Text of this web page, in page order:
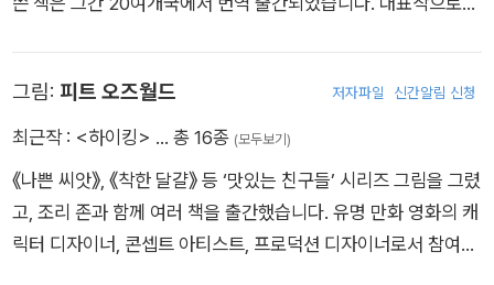
건주에 살고 있습니다.
그림: 피트 오즈월드 저자파일 신간알림 신청
최근작 : <하이킹> … 총 16종 (모두보기)
《나쁜 씨앗》, 《착한 달걀》 등 ‘맛있는 친구들’ 시리즈 그림을 그렸
고, 조리 존과 함께 여러 책을 출간했습니다. 유명 만화 영화의 캐
릭터 디자이너, 콘셉트 아티스트, 프로덕션 디자이너로서 참여하